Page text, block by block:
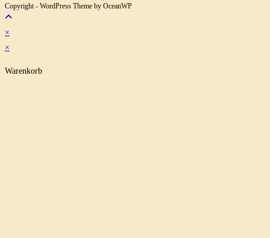
Copyright - WordPress Theme by OceanWP
×
×
Warenkorb